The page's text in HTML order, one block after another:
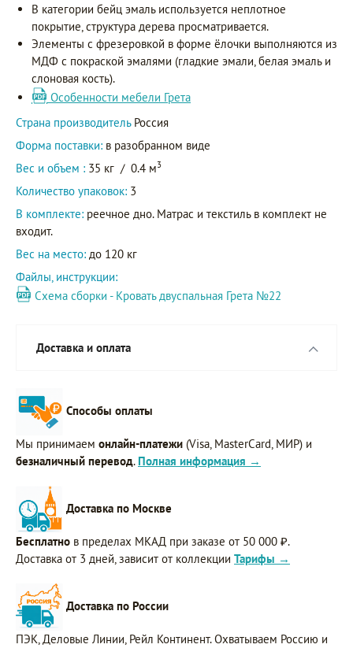
В категории бейц эмаль используется неплотное
покрытие, структура дерева просматривается.
Элементы с фрезеровкой в форме ёлочки выполняются из
МДФ с покраской эмалями (гладкие эмали, белая эмаль и
слоновая кость).
Особенности мебели Грета
Страна производитель Россия
Форма поставки: в разобранном виде
Вес и объем : 35 кг / 0.4 м3
Количество упаковок: 3
В комплекте: реечное дно. Матрас и текстиль в комплект не
входит.
Вес на место: до 120 кг
Файлы, инструкции:
Схема сборки - Кровать двуспальная Грета №22
Доставка и оплата
Способы оплаты
Мы принимаем онлайн-платежи (Visa, MasterCard, МИР) и
безналичный перевод. Полная информация →
Доставка по Москве
Бесплатно в пределах МКАД при заказе от 50 000 ₽.
Доставка от 3 дней, зависит от коллекции Тарифы →
Доставка по России
ПЭК, Деловые Линии, Рейл Континент. Охватываем Россию и